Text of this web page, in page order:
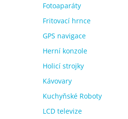
Fotoaparáty
Fritovací hrnce
GPS navigace
Herní konzole
Holicí strojky
Kávovary
Kuchyňské Roboty
LCD televize